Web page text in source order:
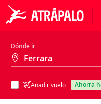
Dónde ir
Añadir vuelo ahorra